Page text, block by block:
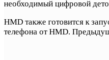
необходимый цифровой
HMD также готовится к
телефона от HMD.